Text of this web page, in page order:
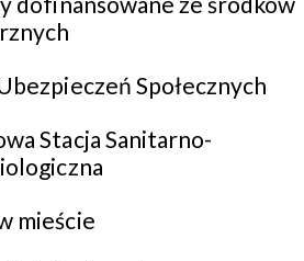
Społecznych
Stacja Sanitarno-
mieście